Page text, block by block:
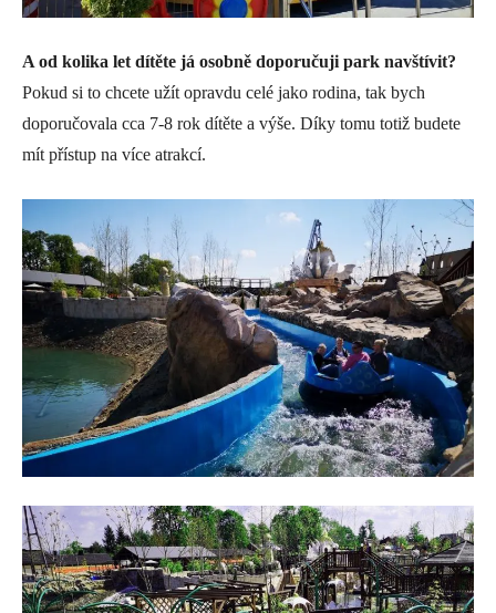
A od kolika let dítěte já osobně doporučuji park navštívit?
Pokud si to chcete užít opravdu celé jako rodina, tak bych
doporučovala cca 7-8 rok dítěte a výše. Díky tomu totiž budete
mít přístup na více atrakcí.